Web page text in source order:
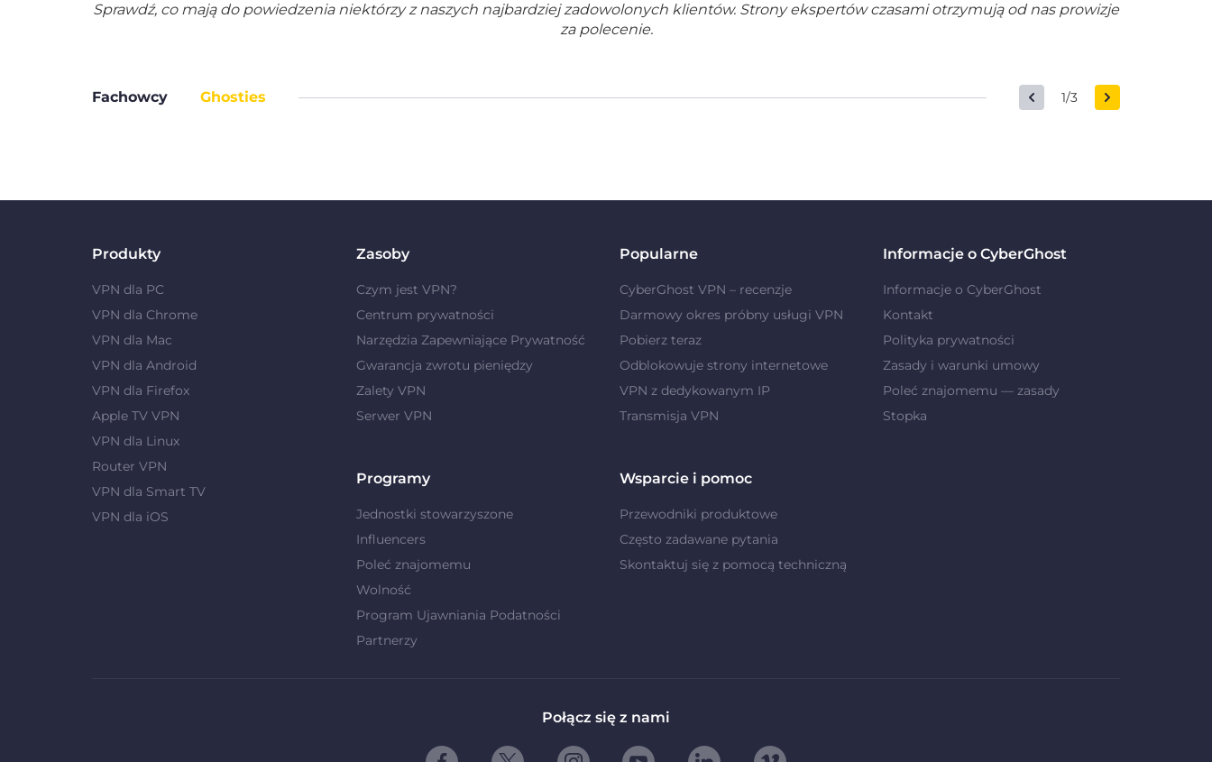
Sprawdź, co mają do powiedzenia niektórzy z naszych najbardziej zadowolonych klientów. Strony ekspertów czasami otrzymują od nas prowizje
za polecenie.
Fachowcy Ghosties 1/3
Produkty
VPN dla PC
VPN dla Chrome
VPN dla Mac
VPN dla Android
VPN dla Firefox
Apple TV VPN
VPN dla Linux
Router VPN
VPN dla Smart TV
VPN dla iOS
Zasoby
Czym jest VPN?
Centrum prywatności
Narzędzia Zapewniające Prywatność
Gwarancja zwrotu pieniędzy
Zalety VPN
Serwer VPN
Popularne
CyberGhost VPN – recenzje
Darmowy okres próbny usługi VPN
Pobierz teraz
Odblokowuje strony internetowe
VPN z dedykowanym IP
Transmisja VPN
Informacje o CyberGhost
Informacje o CyberGhost
Kontakt
Polityka prywatności
Zasady i warunki umowy
Poleć znajomemu — zasady
Stopka
Programy
Jednostki stowarzyszone
Influencers
Poleć znajomemu
Wolność
Program Ujawniania Podatności
Partnerzy
Wsparcie i pomoc
Przewodniki produktowe
Często zadawane pytania
Skontaktuj się z pomocą techniczną
Połącz się z nami